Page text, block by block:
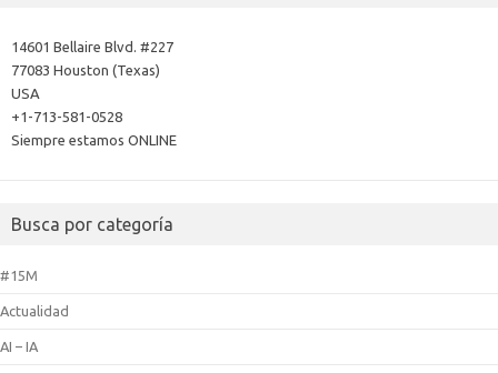
14601 Bellaire Blvd. #227
77083 Houston (Texas)
USA
+1-713-581-0528
Siempre estamos ONLINE
Busca por categoría
#15M
Actualidad
AI – IA